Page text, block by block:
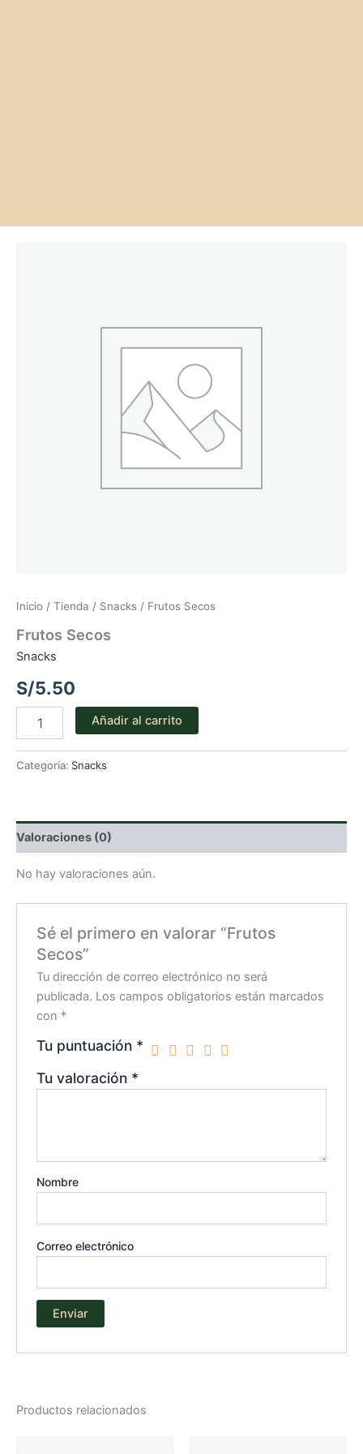
Inicio / Tienda / Snacks / Frutos Secos
Frutos Secos
Snacks
S/5.50
Secos
Añadir al carrito
Categoría: Snacks
Valoraciones (0)
No hay valoraciones aún.
Sé el primero en valorar “Frutos
Secos”
Tu dirección de correo electrónico no será
publicada. Los campos obligatorios están marcados
con *
Tu puntuación *
Tu valoración *
Nombre
Correo electrónico
Productos relacionados